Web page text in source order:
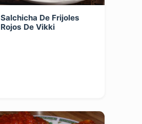
Salchicha De Frijoles
Rojos De Vikki